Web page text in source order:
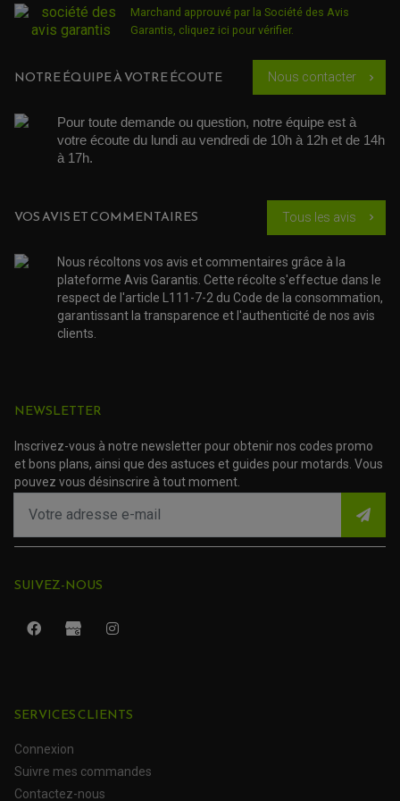
PROTECTION RADIATEUR
PROTECTION FOURCHE ET BRAS OSCILLANT
PROTECTION SILENCIEUX
ROULEMENT DE ROUE
KIT CHAÎNE MOTO
ACCESSOIRE SCOOTER KYMCO
ACCESSOIRE SCOOTER MBK
ACCESSOIRE SCOOTER PEUGEOT
ACCESSOIRE SCOOTER PIAGGIO
ACCESSOIRE SCOOTER SUZUKI
ACCESSOIRE SCOOTER YAMAHA
ROULEMENT QUAD / SSV
KIT RÉPARATION ENTRETOISE D'AMORTISSEUR
ROULEMENTS DE ROUES
PROTECTION QUAD / SSV
PLASTIQUES GASGAS
PLASTIQUES HUSQVARNA
PLASTIQUES KTM
Marchand approuvé par la Société des Avis
Garantis, cliquez ici pour vérifier.
NOTRE ÉQUIPE À VOTRE ÉCOUTE Nous contacter chevron_right
Pour toute demande ou question, notre équipe est à
votre écoute du lundi au vendredi de 10h à 12h et de 14h
à 17h.
VOS AVIS ET COMMENTAIRES Tous les avis chevron_right
Nous récoltons vos avis et commentaires grâce à la
plateforme Avis Garantis. Cette récolte s'effectue dans le
respect de l'article L111-7-2 du Code de la consommation,
garantissant la transparence et l'authenticité de nos avis
clients.
NEWSLETTER
Inscrivez-vous à notre newsletter pour obtenir nos codes promo
et bons plans, ainsi que des astuces et guides pour motards. Vous
pouvez vous désinscrire à tout moment.
SUIVEZ-NOUS
SERVICES CLIENTS
Connexion
Suivre mes commandes
Contactez-nous